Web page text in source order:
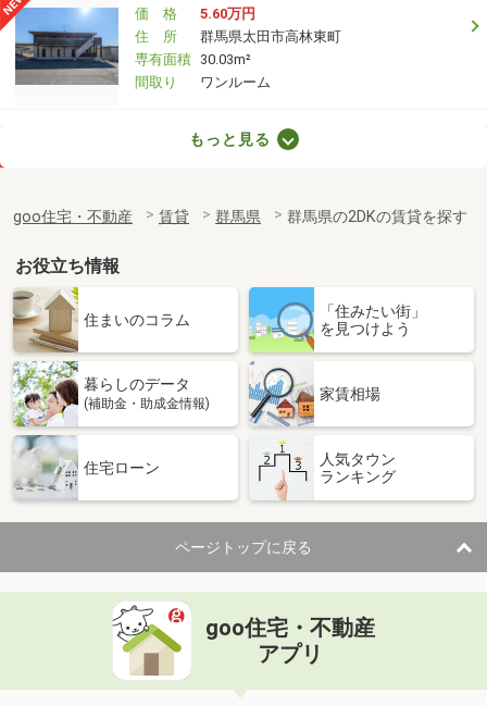
価 格
5.60万円
住 所
群馬県太田市高林東町
専有面積 30.03m²
間取り
ワンルーム
専有面積
40.87m²
群馬県前橋市西片貝町４
4.50万円
群馬県前橋市西片貝町４
専有面積
23.18m²
間取り
1K
群馬県高崎市金古町
価 格
5.70万円
専有面積 30.86m²
間取り
1LDK
群馬県高崎市金古町
価 格
群馬県高崎市金古町
もっと見る
goo住宅・不動産 賃貸 群馬県 群馬県の2DKの賃貸を探す
お役立ち情報
住まいのコラム
「住みたい街」
を見つけよう
暮らしのデータ
(補助金・助成金情報)
家賃相場
住宅ローン
人気タウン
ランキング
ページトップに戻る
goo住宅・不動産
アプリ